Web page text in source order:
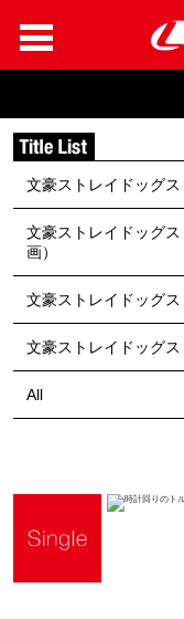
文豪ストレイドッグス
文豪ストレイドッグ
画）
文豪ストレイドッグス
文豪ストレイドッグス
All